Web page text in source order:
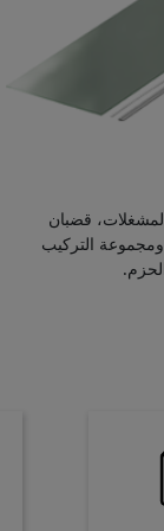
قضبان
ومجموعة التركيب